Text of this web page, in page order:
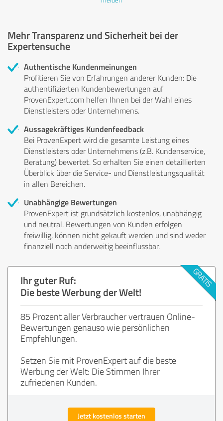
Mehr Transparenz und Sicherheit bei der
Expertensuche
Authentische Kundenmeinungen
Profitieren Sie von Erfahrungen anderer Kunden: Die
authentifizierten Kundenbewertungen auf
ProvenExpert.com helfen Ihnen bei der Wahl eines
Dienstleisters oder Unternehmens.
Aussagekräftiges Kundenfeedback
Bei ProvenExpert wird die gesamte Leistung eines
Dienstleisters oder Unternehmens (z.B. Kundenservice,
Beratung) bewertet. So erhalten Sie einen detaillierten
Überblick über die Service- und Dienstleistungsqualität
in allen Bereichen.
Unabhängige Bewertungen
ProvenExpert ist grundsätzlich kostenlos, unabhängig
und neutral. Bewertungen von Kunden erfolgen
freiwillig, können nicht gekauft werden und sind weder
finanziell noch anderweitig beeinflussbar.
Ihr guter Ruf:
Die beste Werbung der Welt!
85 Prozent aller Verbraucher vertrauen Online-
Bewertungen genauso wie persönlichen
Empfehlungen.
Setzen Sie mit ProvenExpert auf die beste
Werbung der Welt: Die Stimmen Ihrer
zufriedenen Kunden.
Jetzt kostenlos starten